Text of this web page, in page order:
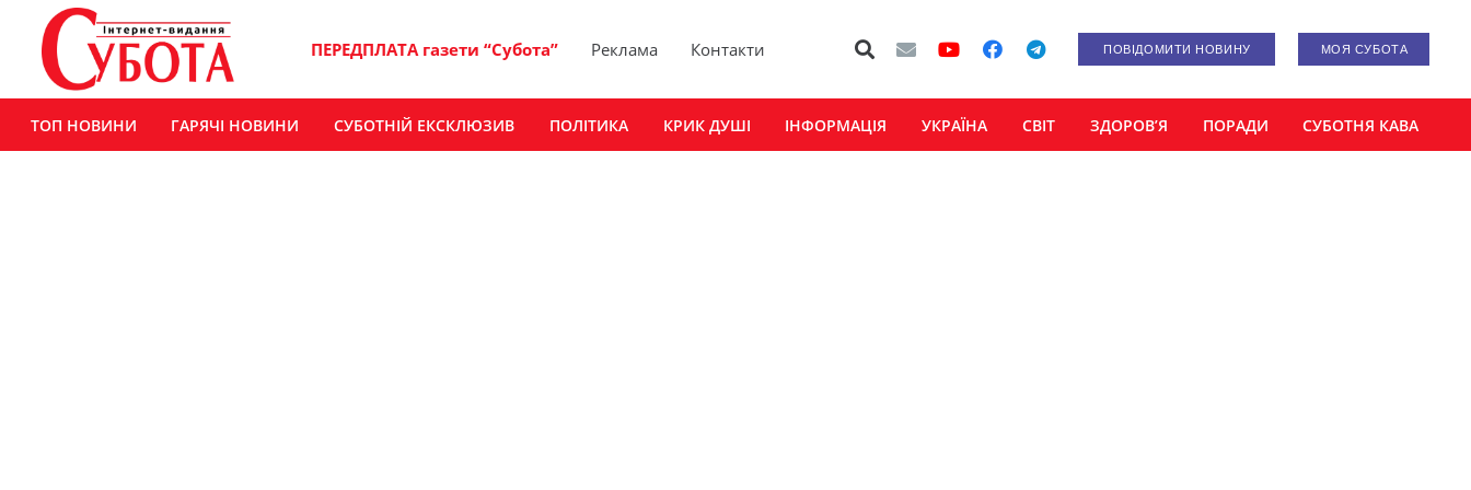
ПЕРЕДПЛАТА газети “Субота” Реклама Контакти ПОВІДОМИТИ НОВИНУ МОЯ СУБОТА
ТОП НОВИНИ ГАРЯЧІ НОВИНИ СУБОТНІЙ ЕКСКЛЮЗИВ ПОЛІТИКА КРИК ДУШІ ІНФОРМАЦІЯ УКРАЇНА СВІТ ЗДОРОВ’Я ПОРАДИ СУБОТНЯ КАВА